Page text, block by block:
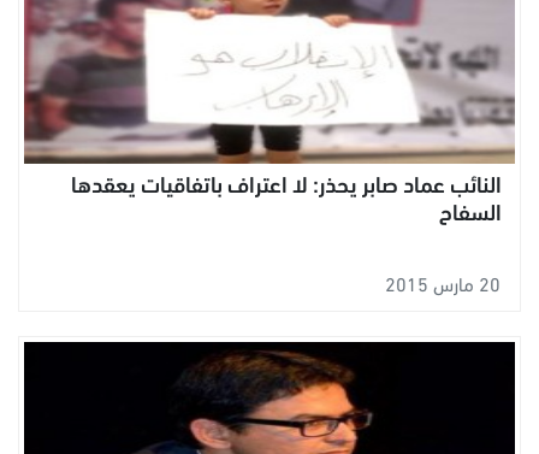
النائب عماد صابر يحذر: لا اعتراف باتفاقيات يعقدها
السفاح
20 مارس 2015